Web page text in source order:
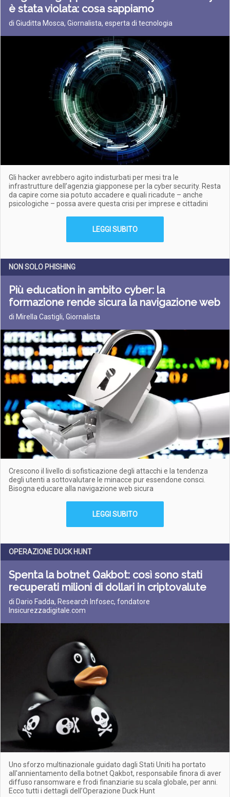
è stata violata: cosa sappiamo
di Giuditta Mosca, Giornalista, esperta di tecnologia
Gli hacker avrebbero agito indisturbati per mesi tra le
infrastrutture dell’agenzia giapponese per la cyber security. Resta
da capire come sia potuto accadere e quali ricadute – anche
psicologiche – possa avere questa crisi per imprese e cittadini
LEGGI SUBITO
NON SOLO PHISHING
Più education in ambito cyber: la
formazione rende sicura la navigazione web
di Mirella Castigli, Giornalista
Crescono il livello di sofisticazione degli attacchi e la tendenza
degli utenti a sottovalutare le minacce pur essendone consci.
Bisogna educare alla navigazione web sicura
LEGGI SUBITO
OPERAZIONE DUCK HUNT
Spenta la botnet Qakbot: così sono stati
recuperati milioni di dollari in criptovalute
di Dario Fadda, Research Infosec, fondatore
Insicurezzadigitale.com
Uno sforzo multinazionale guidato dagli Stati Uniti ha portato
all'annientamento della botnet Qakbot, responsabile finora di aver
diffuso ransomware e frodi finanziarie su scala globale, per anni.
Ecco tutti i dettagli dell’Operazione Duck Hunt